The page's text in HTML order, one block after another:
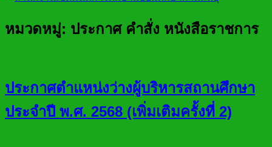
หมวดหมู่: ประกาศ คำสั่ง หนังสือราชการ
ประกาศตำแหน่งว่างผู้บริหารสถานศึกษา
ประจำปี พ.ศ. 2568 (เพิ่มเติมครั้งที่ 2)